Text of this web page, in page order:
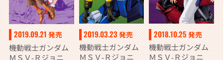
2019.09.21 発売
機動戦士ガンダム
ＭＳＶ‐Ｒジョニ
2019.03.23 発売
機動戦士ガンダム
ＭＳＶ‐Ｒジョニ
2018.10.25 発売
機動戦士ガンダム
ＭＳＶ‐Ｒジョニ